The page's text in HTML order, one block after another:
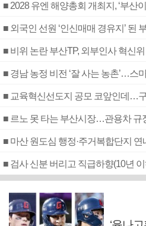
■ 2028 유엔 해양총회 개최지, ‘부산
■ 외국인 선원 ‘인신매매 경유지’ 된
■ 비위 논란 부산TP, 외부인사 혁신위
■ 경남 농정 비전 ‘잘 사는 농촌’…스
■ 교육혁신선도지 공모 코앞인데…구
■ 르노 못 타는 부산시장…관용차 규
■ 마산 원도심 행정·주거복합단지 연